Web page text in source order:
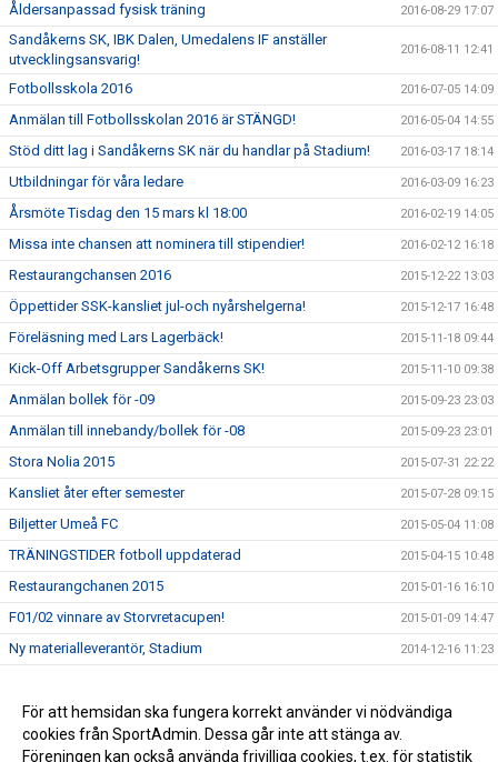
Åldersanpassad fysisk träning 2016-08-29 17:07
Sandåkerns SK, IBK Dalen, Umedalens IF anställer
utvecklingsansvarig!
2016-08-11 12:41
Fotbollsskola 2016 2016-07-05 14:09
Anmälan till Fotbollsskolan 2016 är STÄNGD! 2016-05-04 14:55
Stöd ditt lag i Sandåkerns SK när du handlar på Stadium! 2016-03-17 18:14
Utbildningar för våra ledare 2016-03-09 16:23
Årsmöte Tisdag den 15 mars kl 18:00 2016-02-19 14:05
Missa inte chansen att nominera till stipendier! 2016-02-12 16:18
Restaurangchansen 2016 2015-12-22 13:03
Öppettider SSK-kansliet jul-och nyårshelgerna! 2015-12-17 16:48
Föreläsning med Lars Lagerbäck! 2015-11-18 09:44
Kick-Off Arbetsgrupper Sandåkerns SK! 2015-11-10 09:38
Anmälan bollek för -09 2015-09-23 23:03
Anmälan till innebandy/bollek för -08 2015-09-23 23:01
Stora Nolia 2015 2015-07-31 22:22
Kansliet åter efter semester 2015-07-28 09:15
Biljetter Umeå FC 2015-05-04 11:08
TRÄNINGSTIDER fotboll uppdaterad 2015-04-15 10:48
Restaurangchanen 2015 2015-01-16 16:10
F01/02 vinnare av Storvretacupen! 2015-01-09 14:47
Ny materialleverantör, Stadium 2014-12-16 11:23
Avbokning träningstider 2014-12-16 11:19
Öppettider kansliet jul- och nyårshelgerna 2014-12-16 11:14
För att hemsidan ska fungera korrekt använder vi nödvändiga
cookies från SportAdmin. Dessa går inte att stänga av.
Föreningen kan också använda frivilliga cookies, t.ex. för statistik